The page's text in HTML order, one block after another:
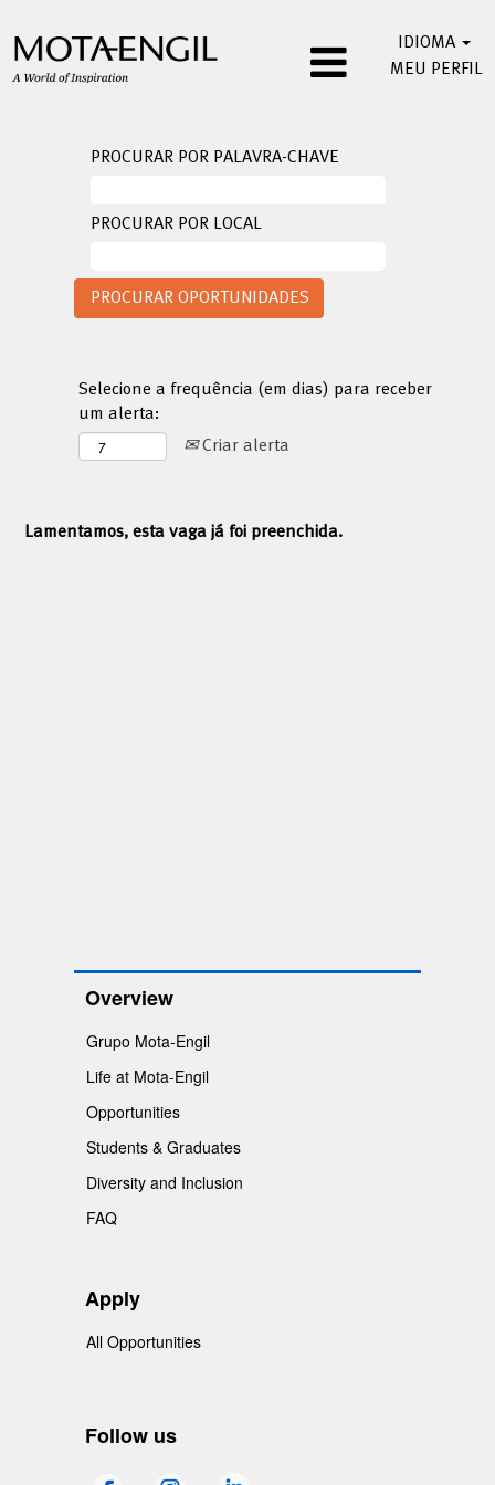
IDIOMA
MEU PERFIL
PROCURAR POR PALAVRA-CHAVE
PROCURAR POR LOCAL
Selecione a frequência (em dias) para receber
um alerta:
Criar alerta
Lamentamos, esta vaga já foi preenchida.
Overview
Grupo Mota-Engil
Life at Mota-Engil
Opportunities
Students & Graduates
Diversity and Inclusion
FAQ
Apply
All Opportunities
Follow us